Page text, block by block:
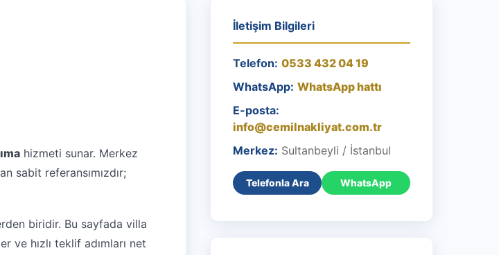
hizmeti sunar. Merkez
sabit referansımızdır;
biridir. Bu sayfada villa
ve hızlı teklif adımları net
İletişim Bilgileri
Telefon: 0533 432 04 19
WhatsApp: WhatsApp hattı
E-posta:
info@cemilnakliyat.com.tr
Merkez: Sultanbeyli / İstanbul
Telefonla Ara WhatsApp